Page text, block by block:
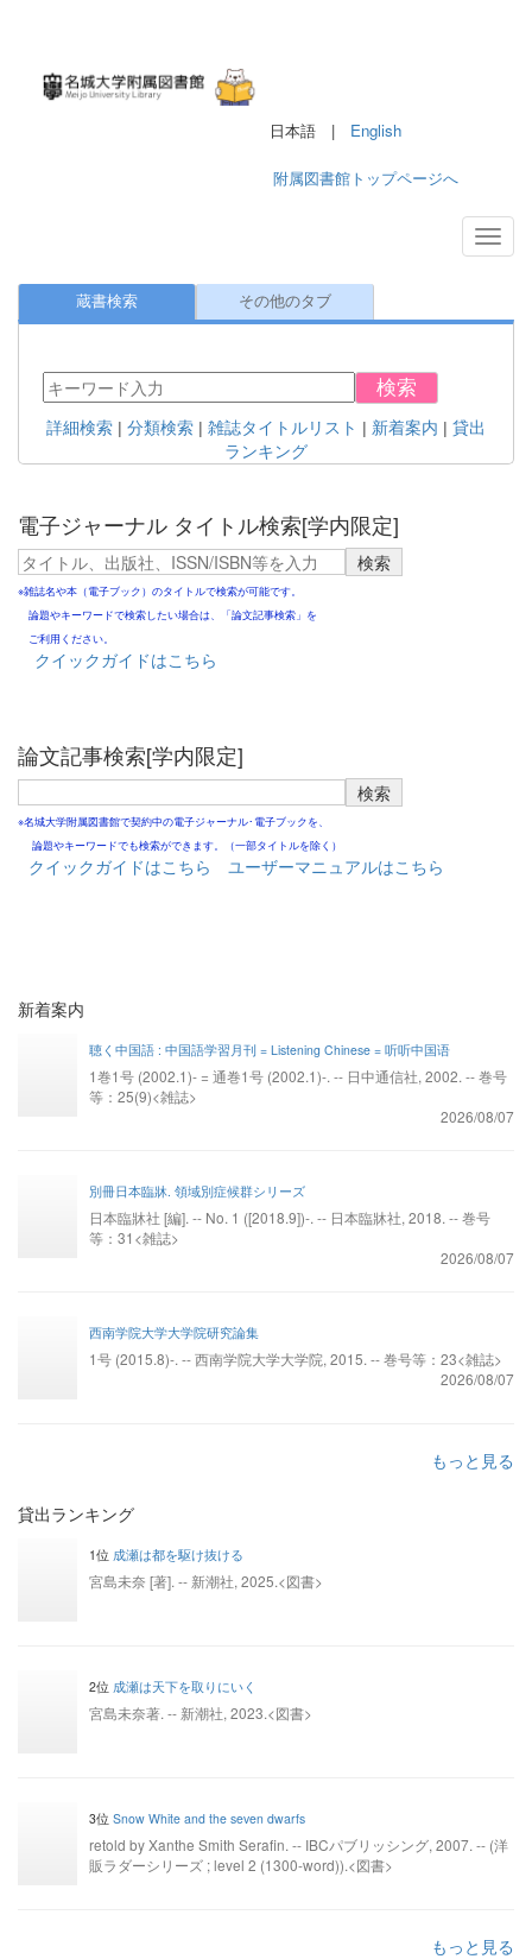
日本語 | English
附属図書館トップページへ
蔵書検索 その他のタブ
検索
詳細検索 | 分類検索 | 雑誌タイトルリスト | 新着案内 | 貸出
ランキング
電子ジャーナル タイトル検索[学内限定]
※雑誌名や本（電子ブック）のタイトルで検索が可能です。
論題やキーワードで検索したい場合は、「論文記事検索」を
ご利用ください。
クイックガイドはこちら
論文記事検索[学内限定]
※名城大学附属図書館で契約中の電子ジャーナル･電子ブックを、
論題やキーワードでも検索ができます。（一部タイトルを除く）
クイックガイドはこちら ユーザーマニュアルはこちら
新着案内
聴く中国語 : 中国語学習月刊 = Listening Chinese = 听听中国语
1巻1号 (2002.1)- = 通巻1号 (2002.1)-. -- 日中通信社, 2002. -- 巻号
等：25(9)<雑誌>
2026/08/07
別冊日本臨牀. 領域別症候群シリーズ
日本臨牀社 [編]. -- No. 1 ([2018.9])-. -- 日本臨牀社, 2018. -- 巻号
等：31<雑誌>
2026/08/07
西南学院大学大学院研究論集
1号 (2015.8)-. -- 西南学院大学大学院, 2015. -- 巻号等：23<雑誌>
2026/08/07
もっと見る
貸出ランキング
1位 成瀬は都を駆け抜ける
宮島未奈 [著]. -- 新潮社, 2025.<図書>
2位 成瀬は天下を取りにいく
宮島未奈著. -- 新潮社, 2023.<図書>
3位 Snow White and the seven dwarfs
retold by Xanthe Smith Serafin. -- IBCパブリッシング, 2007. -- (洋
販ラダーシリーズ ; level 2 (1300-word)).<図書>
もっと見る